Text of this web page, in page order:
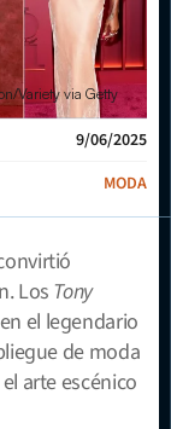
Variety via Getty
9/06/2025
MODA
Los Tony
el legendario
de moda
arte escénico